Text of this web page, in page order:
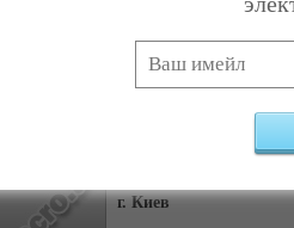
Компании - Одежда
г. Киев